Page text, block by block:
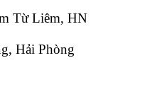
Nam Từ Liêm, HN
Hải Phòng